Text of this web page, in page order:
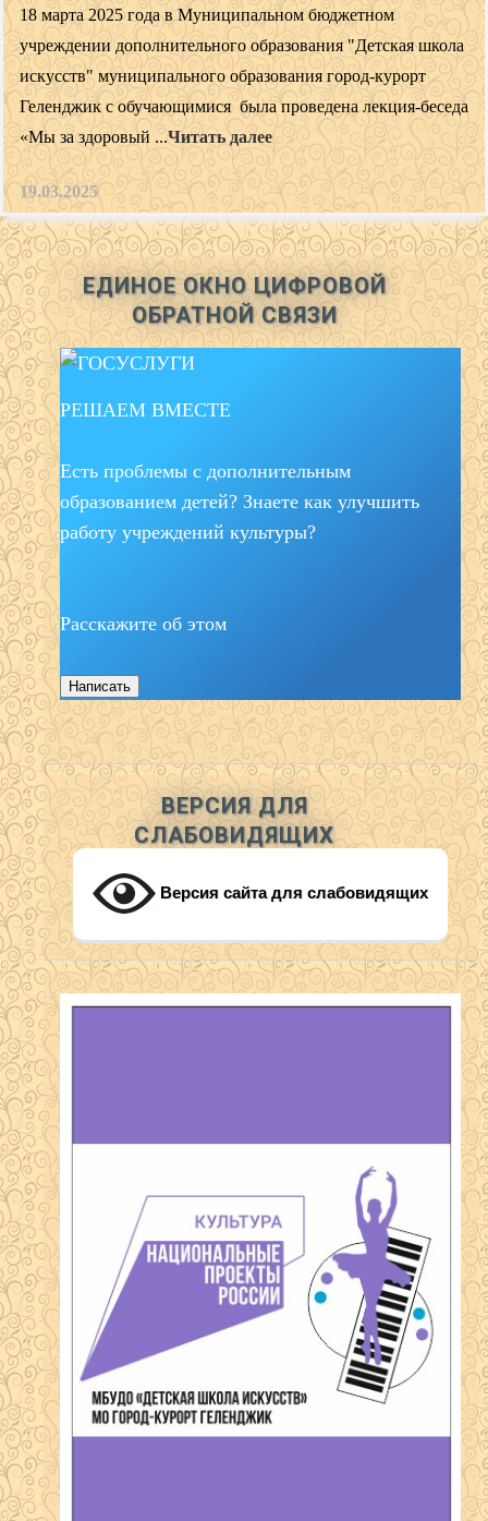
18 марта 2025 года в Муниципальном бюджетном
учреждении дополнительного образования "Детская школа
искусств" муниципального образования город-курорт
Геленджик с обучающимися была проведена лекция-беседа
«Мы за здоровый ...Читать далее
19.03.2025
ЕДИНОЕ ОКНО ЦИФРОВОЙ
ОБРАТНОЙ СВЯЗИ
РЕШАЕМ ВМЕСТЕ
Есть проблемы с дополнительным
образованием детей? Знаете как улучшить
работу учреждений культуры?
Расскажите об этом
Написать
ВЕРСИЯ ДЛЯ
СЛАБОВИДЯЩИХ
Версия сайта для слабовидящих